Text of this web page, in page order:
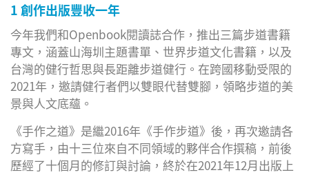
1 創作出版豐收一年
今年我們和Openbook閱讀誌合作，推出三篇步道書籍
專文，涵蓋山海圳主題書單、世界步道文化書籍，以及
台灣的健行哲思與長距離步道健行。在跨國移動受限的
2021年，邀請健行者們以雙眼代替雙腳，領略步道的美
景與人文底蘊。
《手作之道》是繼2016年《手作步道》後，再次邀請各
方寫手，由十三位來自不同領域的夥伴合作撰稿，前後
歷經了十個月的修訂與討論，終於在2021年12月出版上